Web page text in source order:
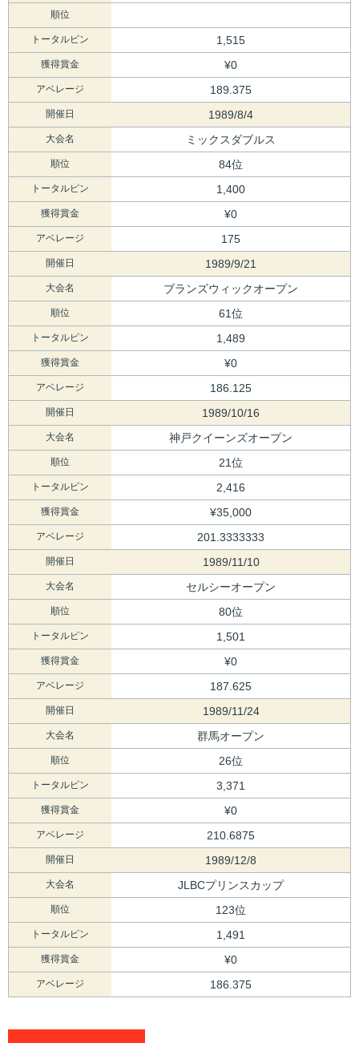
順位
トータルピン 1,515
獲得賞金 ¥0
アベレージ 189.375
開催日 1989/8/4
大会名 ミックスダブルス
順位 84位
トータルピン 1,400
獲得賞金 ¥0
アベレージ 175
開催日 1989/9/21
大会名 ブランズウィックオープン
順位 61位
トータルピン 1,489
獲得賞金 ¥0
アベレージ 186.125
開催日 1989/10/16
大会名 神戸クイーンズオープン
順位 21位
トータルピン 2,416
獲得賞金 ¥35,000
アベレージ 201.3333333
開催日 1989/11/10
大会名 セルシーオープン
順位 80位
トータルピン 1,501
獲得賞金 ¥0
アベレージ 187.625
開催日 1989/11/24
大会名 群馬オープン
順位 26位
トータルピン 3,371
獲得賞金 ¥0
アベレージ 210.6875
開催日 1989/12/8
大会名 JLBCプリンスカップ
順位 123位
トータルピン 1,491
獲得賞金 ¥0
アベレージ 186.375